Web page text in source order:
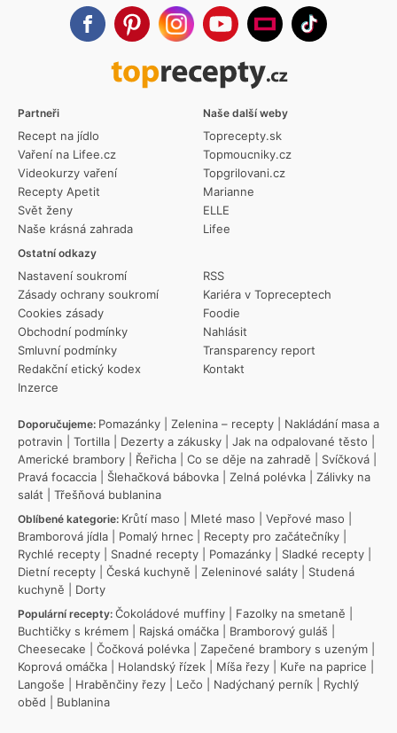
Partneři
Recept na jídlo
Vaření na Lifee.cz
Videokurzy vaření
Recepty Apetit
Svět ženy
Naše krásná zahrada
Ostatní odkazy
Nastavení soukromí
Zásady ochrany soukromí
Cookies zásady
Obchodní podmínky
Smluvní podmínky
Redakční etický kodex
Inzerce
RSS
Kariéra v Topreceptech
Foodie
Nahlásit
Transparency report
Kontakt
Naše další weby
Toprecepty.sk
Topmoucniky.cz
Topgrilovani.cz
Marianne
ELLE
Lifee
Doporučujeme: Pomazánky Zelenina – recepty
Nakládání masa a
potravin
Tortilla Dezerty a zákusky Jak na odpalované těsto
Americké brambory
Řeřicha Co se děje na zahradě Svíčková
Pravá focaccia
Šlehačková bábovka Zelná polévka
Zálivky na
salát
Třešňová bublanina
Oblíbené kategorie: Krůtí maso Mleté maso Vepřové maso
Bramborová jídla
Pomalý hrnec Recepty pro začátečníky
Rychlé recepty
Snadné recepty Pomazánky Sladké recepty
Dietní recepty
Česká kuchyně Zeleninové saláty
Studená
kuchyně
Dorty
Populární recepty: Čokoládové muffiny Fazolky na smetaně
Buchtičky s krémem
Rajská omáčka Bramborový guláš
Cheesecake
Čočková polévka Zapečené brambory s uzeným
Koprová omáčka
Holandský řízek Míša řezy Kuře na paprice
Langoše
Hraběnčiny řezy Lečo Nadýchaný perník
Rychlý
oběd
Bublanina